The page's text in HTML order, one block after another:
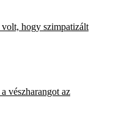
volt, hogy szimpatizált
a vészharangot az